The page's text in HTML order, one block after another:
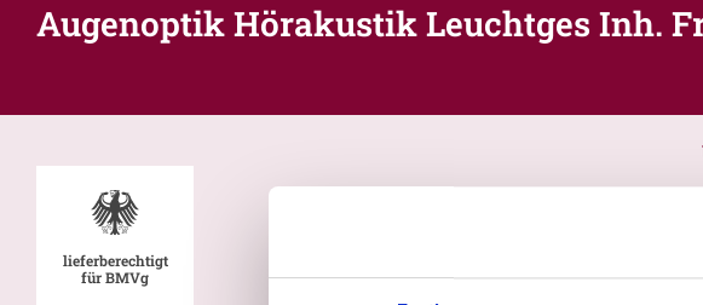
Augenoptik Hörakustik Leuchtges Inh.
lieferberechtigt
für BMVg